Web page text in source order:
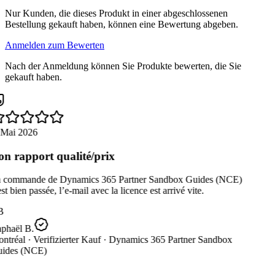
Nur Kunden, die dieses Produkt in einer abgeschlossenen
Bestellung gekauft haben, können eine Bewertung abgeben.
Anmelden zum Bewerten
Nach der Anmeldung können Sie Produkte bewerten, die Sie
gekauft haben.
2026
rapport qualité/prix
de Dynamics 365 Partner Sandbox Guides (NCE)
bien passée, l’e-mail avec la licence est arrivé vite.
B.
· Verifizierter Kauf · Dynamics 365 Partner Sandbox
(NCE)